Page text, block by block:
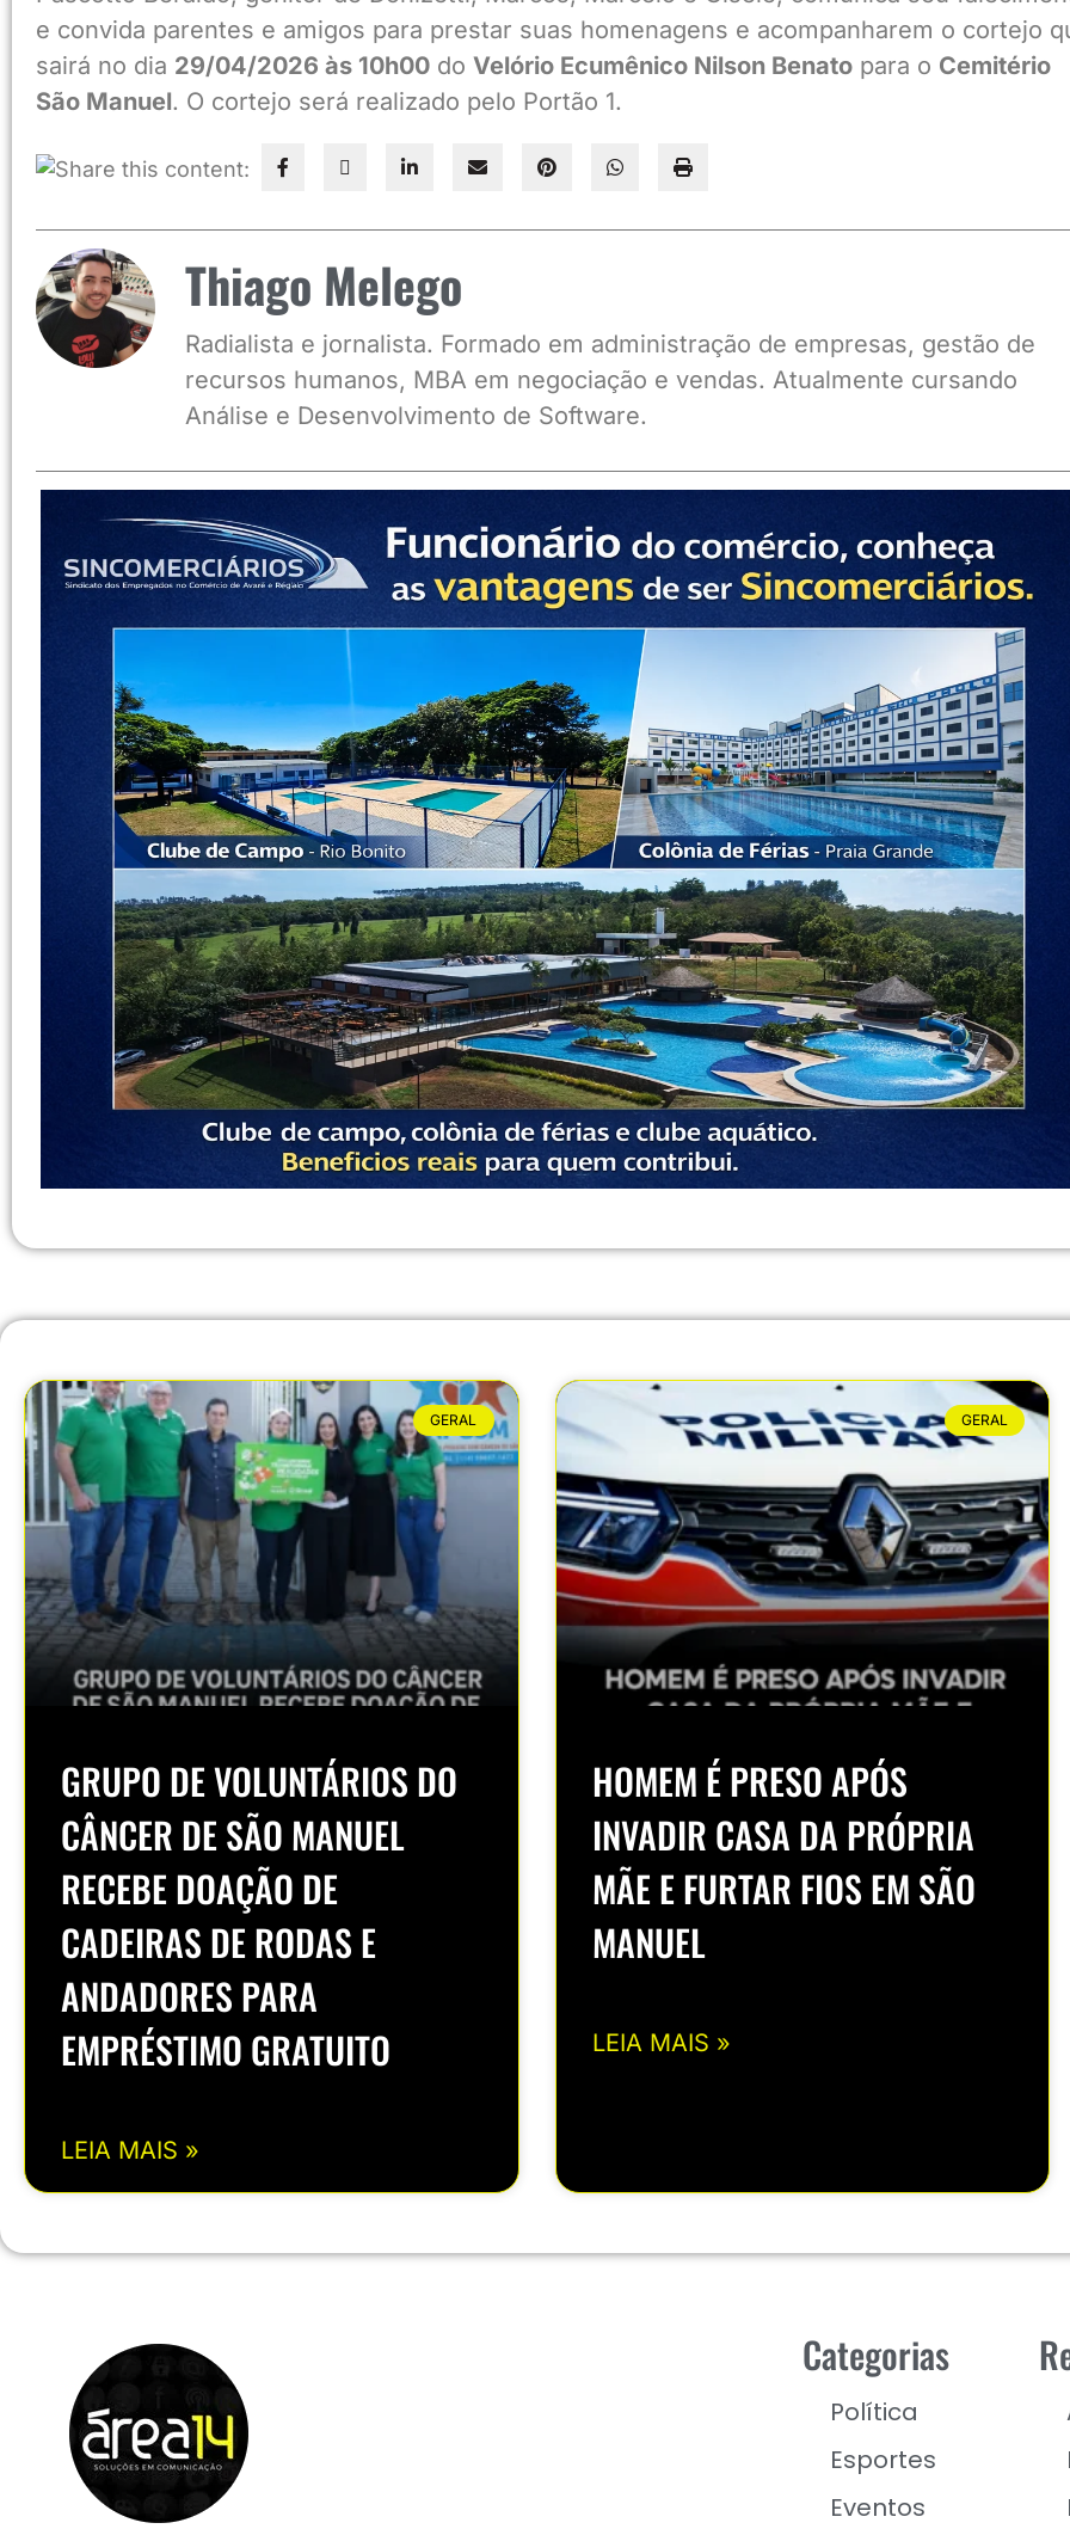
e convida parentes e amigos para prestar suas homenagens e acompanharem o cortejo
sairá no dia 29/04/2026 às 10h00 do Velório Ecumênico Nilson Benato para o Cemitério
São Manuel. O cortejo será realizado pelo Portão 1.
Share this content:
Thiago Melego
Radialista e jornalista. Formado em administração de empresas, gestão de
recursos humanos, MBA em negociação e vendas. Atualmente cursando
Análise e Desenvolvimento de Software.
GERAL
GRUPO DE VOLUNTÁRIOS DO
CÂNCER DE SÃO MANUEL
RECEBE DOAÇÃO DE
CADEIRAS DE RODAS E
ANDADORES PARA
EMPRÉSTIMO GRATUITO
LEIA MAIS »
GERAL
HOMEM É PRESO APÓS
INVADIR CASA DA PRÓPRIA
MÃE E FURTAR FIOS EM SÃO
MANUEL
LEIA MAIS »
Categorias
Política
Esportes
Eventos